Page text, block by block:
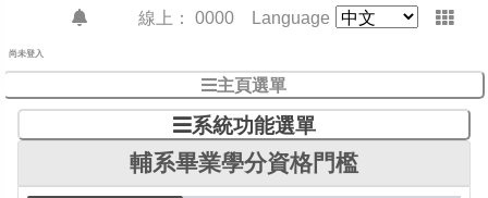
尚未登入
主頁選單
Language
線上： 0000
系統功能選單
輔系畢業學分資格門檻